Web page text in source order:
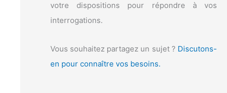
votre dispositions pour répondre à vos
interrogations.
Vous souhaitez partagez un sujet ? Discutons-
en pour connaître vos besoins.